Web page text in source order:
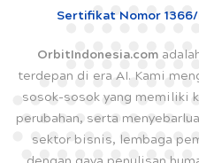
Sertifikat Nomor
OrbitIndonesia.com
terdepan di era AI. Kami
sosok-sosok yang memiliki
perubahan, serta
sektor bisnis, lembaga